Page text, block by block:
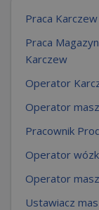
Praca Karczew
Praca
Karczew
Operator
Operator
Pracownik
Operator
Operator
Ustawiacz